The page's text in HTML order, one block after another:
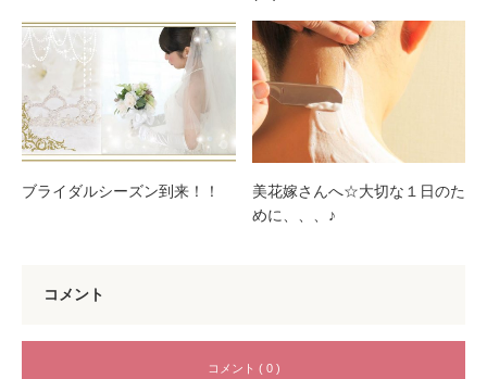
ブライダルシーズン到来！！
美花嫁さんへ☆大切な１日のた
めに、、、♪
コメント
コメント ( 0 )